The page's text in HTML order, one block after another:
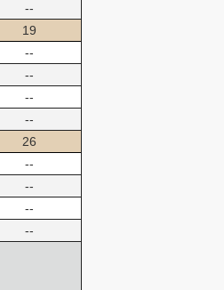
--
19
--
--
--
--
26
--
--
--
--